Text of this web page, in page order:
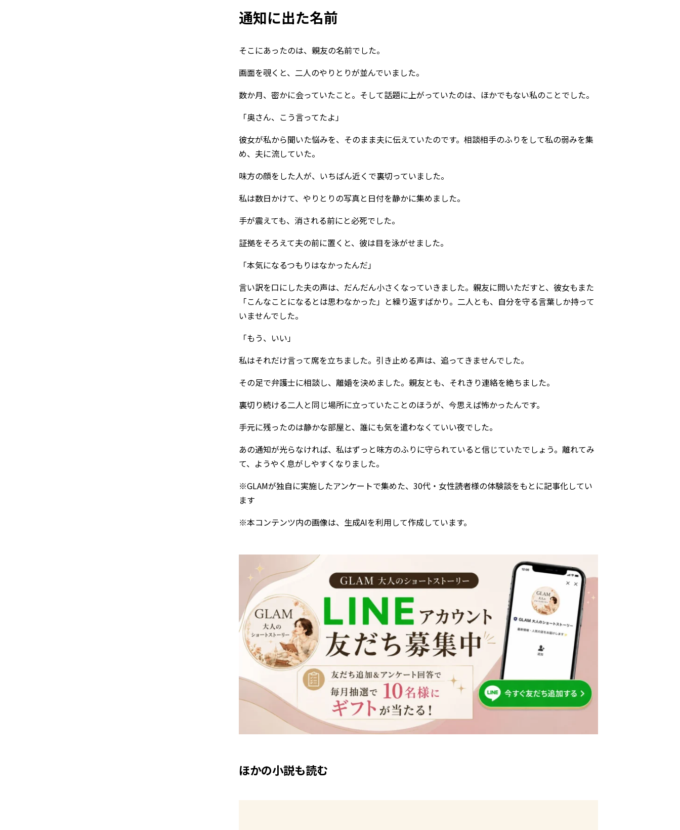
通知に出た名前
そこにあったのは、親友の名前でした。
画面を覗くと、二人のやりとりが並んでいました。
数か月、密かに会っていたこと。そして話題に上がっていたのは、ほかでもない私のことでした。
「奥さん、こう言ってたよ」
彼女が私から聞いた悩みを、そのまま夫に伝えていたのです。相談相手のふりをして私の弱みを集
め、夫に流していた。
味方の顔をした人が、いちばん近くで裏切っていました。
私は数日かけて、やりとりの写真と日付を静かに集めました。
手が震えても、消される前にと必死でした。
証拠をそろえて夫の前に置くと、彼は目を泳がせました。
「本気になるつもりはなかったんだ」
言い訳を口にした夫の声は、だんだん小さくなっていきました。親友に問いただすと、彼女もまた
「こんなことになるとは思わなかった」と繰り返すばかり。二人とも、自分を守る言葉しか持って
いませんでした。
「もう、いい」
私はそれだけ言って席を立ちました。引き止める声は、追ってきませんでした。
その足で弁護士に相談し、離婚を決めました。親友とも、それきり連絡を絶ちました。
裏切り続ける二人と同じ場所に立っていたことのほうが、今思えば怖かったんです。
手元に残ったのは静かな部屋と、誰にも気を遣わなくていい夜でした。
あの通知が光らなければ、私はずっと味方のふりに守られていると信じていたでしょう。離れてみ
て、ようやく息がしやすくなりました。
※GLAMが独自に実施したアンケートで集めた、30代・女性読者様の体験談をもとに記事化してい
ます
※本コンテンツ内の画像は、生成AIを利用して作成しています。
ほかの小説も読む